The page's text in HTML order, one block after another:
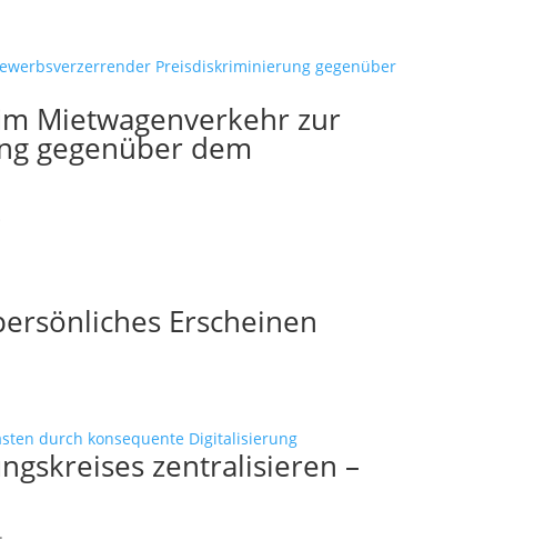
Mietwagenverkehr zur
gegenüber dem
Erscheinen
zentralisieren –